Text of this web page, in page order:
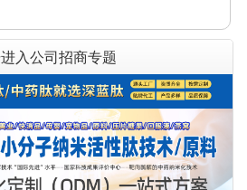
入公司招商专题